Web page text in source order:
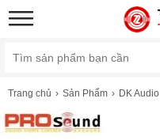
Trang chủ Sản Phẩm DK Audio